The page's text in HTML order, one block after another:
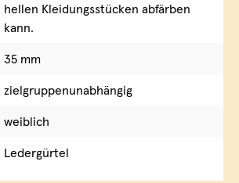
hellen Kleidungsstücken abfärben
kann.
35 mm
zielgruppenunabhängig
weiblich
Ledergürtel